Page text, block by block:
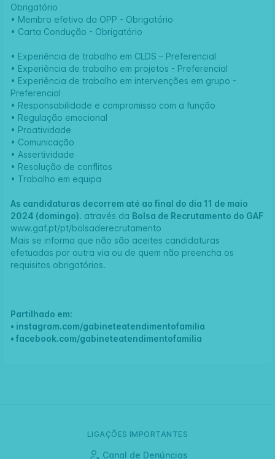
Obrigatório
• Membro efetivo da OPP - Obrigatório
• Carta Condução - Obrigatório
• Experiência de trabalho em CLDS – Preferencial
• Experiência de trabalho em projetos - Preferencial
• Experiência de trabalho em intervenções em grupo -
Preferencial
• Responsabilidade e compromisso com a função
• Regulação emocional
• Proatividade
• Comunicação
• Assertividade
• Resolução de conflitos
• Trabalho em equipa
As candidaturas decorrem até ao final do dia 11 de maio
2024 (domingo). através da Bolsa de Recrutamento do GAF
www.gaf.pt/pt/bolsaderecrutamento
Mais se informa que não são aceites candidaturas
efetuadas por outra via ou de quem não preencha os
requisitos obrigatórios.
Partilhado em:
• instagram.com/gabineteatendimentofamilia
• facebook.com/gabineteatendimentofamilia
LIGAÇÕES IMPORTANTES
Canal de Denúncias